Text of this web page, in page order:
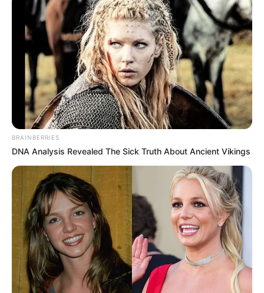
LO MEJOR DEL
VERANO 2025:
China inventa una
nueva generación
de medio de
transporte que
circula por el mar a
través de otra
ciudad,
impactando a
BRAINBERRIES
DNA Analysis Revealed The Sick Truth About Ancient Vikings